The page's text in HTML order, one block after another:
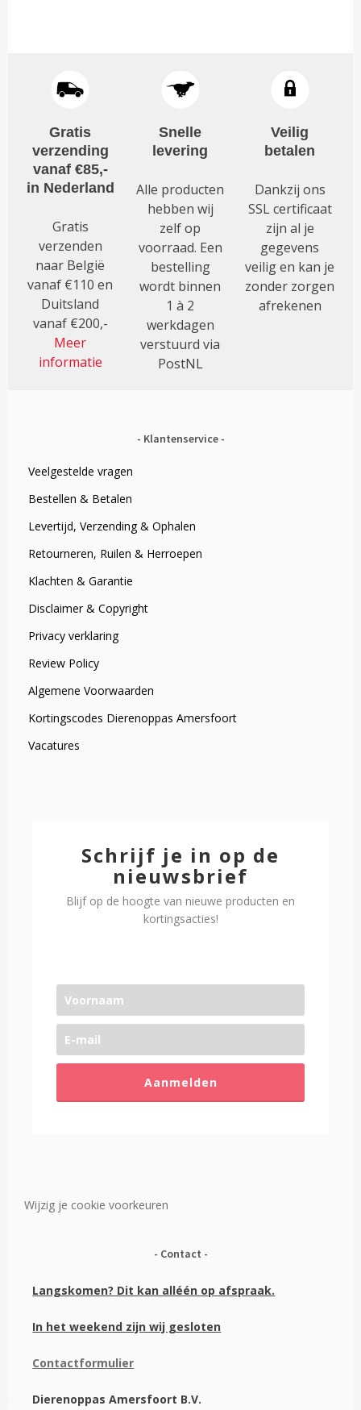
Gratis
verzending
vanaf €85,-
in Nederland
Gratis
verzenden
naar België
vanaf €110 en
Duitsland
vanaf €200,-
Meer
informatie
Snelle
levering
Alle producten
hebben wij
zelf op
voorraad. Een
bestelling
wordt binnen
1 à 2
werkdagen
verstuurd via
PostNL
Veilig
betalen
Dankzij ons
SSL certificaat
zijn al je
gegevens
veilig en kan je
zonder zorgen
afrekenen
Klantenservice
Veelgestelde vragen
Bestellen & Betalen
Levertijd, Verzending & Ophalen
Retourneren, Ruilen & Herroepen
Klachten & Garantie
Disclaimer & Copyright
Privacy verklaring
Review Policy
Algemene Voorwaarden
Kortingscodes Dierenoppas Amersfoort
Vacatures
Schrijf je in op de
nieuwsbrief
Blijf op de hoogte van nieuwe producten en
kortingsacties!
Aanmelden
Wijzig je cookie voorkeuren
Contact
Langskomen? Dit kan alléén op afspraak.
In het weekend zijn wij gesloten
Contactformulier
Dierenoppas Amersfoort B.V.